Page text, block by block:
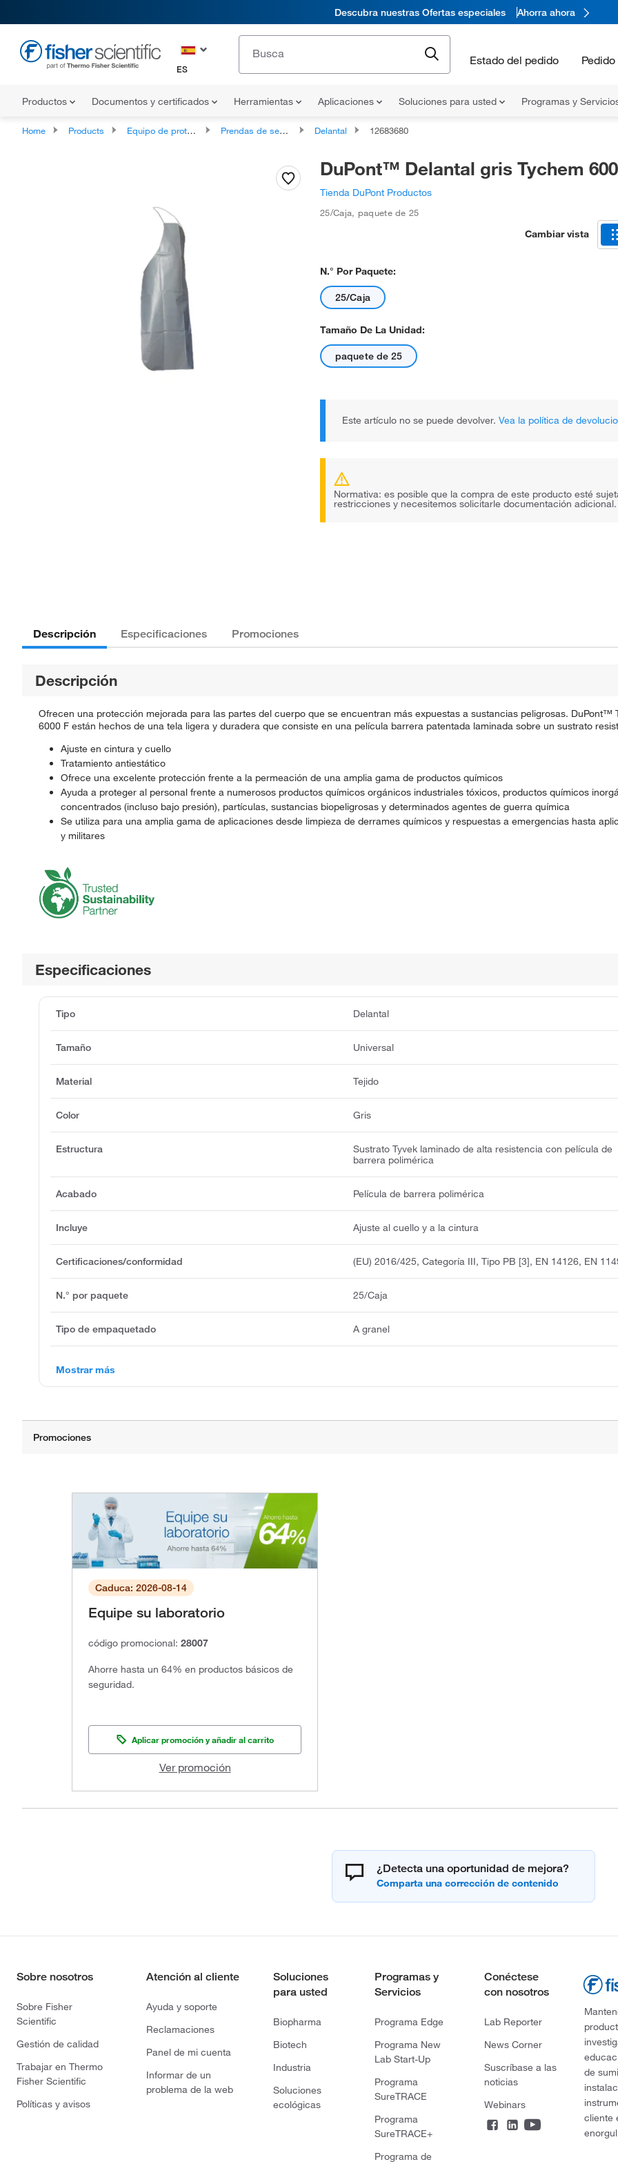
Descubra nuestras Ofertas especiales Ahorra ahora
ES
Estado del pedido
Productos Documentos y certificados Herramientas Aplicaciones Soluciones para usted Programas y
Home Products Equipo de protección individual Prendas de seguridad Delantal 12683680
DuPont™ Delantal gris Tychem
Tienda DuPont Productos
25/Caja, paquete de 25
Cambiar vista
N.° Por Paquete:
25/Caja
Tamaño De La Unidad:
paquete de 25
Este artículo no se puede devolver. Vea la política de
Normativa: es posible que la compra de este producto esté
restricciones y necesitemos solicitarle documentación adicional.
Descripción Especificaciones Promociones
Descripción
Ofrecen una protección mejorada para las partes del cuerpo que se encuentran más expuestas a sustancias peligrosas.
6000 F están hechos de una tela ligera y duradera que consiste en una película barrera patentada laminada sobre un sustrato
Ajuste en cintura y cuello
Tratamiento antiestático
Ofrece una excelente protección frente a la permeación de una amplia gama de productos químicos
Ayuda a proteger al personal frente a numerosos productos químicos orgánicos industriales tóxicos, productos químicos
concentrados (incluso bajo presión), partículas, sustancias biopeligrosas y determinados agentes de guerra química
Se utiliza para una amplia gama de aplicaciones desde limpieza de derrames químicos y respuestas a emergencias hasta
y militares
Especificaciones
Tipo Delantal
Tamaño Universal
Material Tejido
Color Gris
Estructura
Sustrato Tyvek laminado de alta resistencia con película de
barrera polimérica
Acabado Película de barrera polimérica
Incluye Ajuste al cuello y a la cintura
Certificaciones/conformidad (EU) 2016/425, Categoría III, Tipo PB [3], EN 14126, EN
N.° por paquete 25/Caja
Tipo de empaquetado A granel
Mostrar más
Caduca: 2026-08-14
Equipe su laboratorio
código promocional: 28007
Ahorre hasta un 64% en productos básicos de
seguridad.
Aplicar promoción y añadir al carrito
Ver promoción
¿Detecta una oportunidad de mejora?
Sobre nosotros
Sobre Fisher
Scientific
Gestión de calidad
Trabajar en Thermo
Fisher Scientific
Políticas y avisos
Atención al cliente
Ayuda y soporte
Reclamaciones
Panel de mi cuenta
Informar de un
problema de la web
Soluciones
para usted
Biopharma
Biotech
Industria
Soluciones
ecológicas
Programas y
Servicios
Programa Edge
Programa New
Lab Start-Up
Programa
SureTRACE
Programa
SureTRACE+
Programa de
Conéctese
con nosotros
Lab Reporter
News Corner
Suscríbase a las
noticias
Webinars
de
cliente